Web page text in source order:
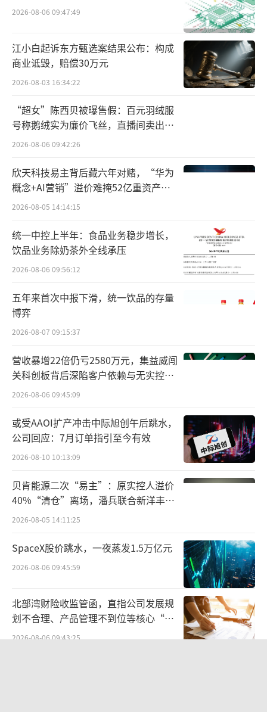
在业内人士看来，在市场高度集中且差异
化不明显的粮油行业，品牌资产的护城河效应
对企业尤为重要。
数据显示，2025年中国消费者购买食用油
首选品牌调查中，金龙鱼以48.03%的占比位列
国产品牌首位，领先鲁花4个百分点，领先福临
门近14个百分点。在2026年中国品牌力指数
（C-BPI）中，金龙鱼食用油以704.7分连续十
六年稳居行业第一，获评“黄金品牌”；大
米、面粉也连续三年斩获品类冠军。
据了解，中国品牌力指数基于覆盖全国100
余座城市的286万份消费者调研数据形成。奥运
赞助作为高频触达的信任背书，与C-BPI所测度
的“消费者心智占有率”之间存在强关联。
鱼实现营业收入2451.26亿元，同比增长2.8
7%；归母净利润31.53亿元，同比增长26.0
1%；利润总额48.89亿元，同比增长33.71%。
次实现正增长。更值得关注的是扣非净利润的
弹性：2025年扣非归母净利润达28.45亿元，同
比增长193.68%，表明主业盈利能力出现实质
性修复。
全年产品销量5675.4万吨，同比增长6.0
元，同比增长3.95%，米面业务因原料成本下
行和产品结构优化经营回暖明显；饲料原料及
油脂科技板块营收923.98亿元，保持稳健增
长。
更重要的是，通过奥运餐桌催化产业升
2026-08-06 09:47:49
江小白起诉东方甄选案结果公布：构成
商业诋毁，赔偿30万元
2026-08-03 16:34:22
“超女”陈西贝被曝售假：百元羽绒服
号称鹅绒实为廉价飞丝，直播间卖出超
百万元
2026-08-06 09:42:26
欣天科技易主背后藏六年对赌，“华为
概念+AI营销”溢价难掩52亿重资产考
验
2026-08-05 14:14:15
统一中控上半年：食品业务稳步增长，
饮品业务除奶茶外全线承压
2026-08-06 09:56:12
五年来首次中报下滑，统一饮品的存量
博弈
2026-08-07 09:15:37
营收暴增22倍仍亏2580万元，集益威闯
关科创板背后深陷客户依赖与无实控人
困局
2026-08-06 09:45:09
或受AAOI扩产冲击中际旭创午后跳水，
公司回应：7月订单指引至今有效
2026-08-10 10:13:09
贝肯能源二次“易主”：原实控人溢价
40%“清仓”离场，潘兵联合新洋丰、
宏科百世拟入主
2026-08-05 14:11:25
SpaceX股价跳水，一夜蒸发1.5万亿元
2026-08-06 09:45:59
北部湾财险收监管函，直指公司发展规
划不合理、产品管理不到位等核心“痛
点”
2026-08-06 09:43:25